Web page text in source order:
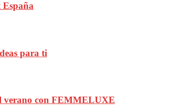
para ti
verano con FEMMELUXE